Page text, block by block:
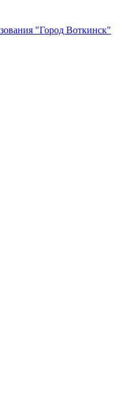
"Город Воткинск"